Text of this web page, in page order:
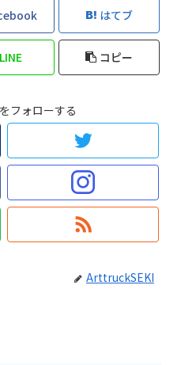
はてブ
LINE コピー
フォローする
ArttruckSEKI